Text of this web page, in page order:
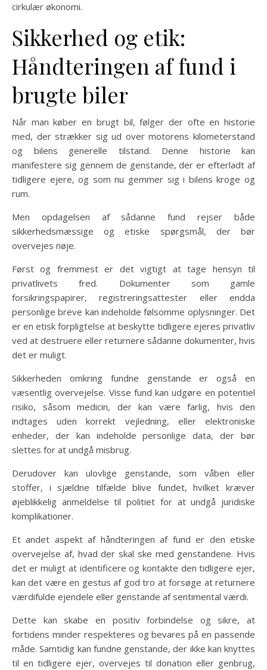
cirkulær økonomi.
Sikkerhed og etik:
Håndteringen af fund i
brugte biler
Når man køber en brugt bil, følger der ofte en historie
med, der strækker sig ud over motorens kilometerstand
og bilens generelle tilstand. Denne historie kan
manifestere sig gennem de genstande, der er efterladt af
tidligere ejere, og som nu gemmer sig i bilens kroge og
rum.
Men opdagelsen af sådanne fund rejser både
sikkerhedsmæssige og etiske spørgsmål, der bør
overvejes nøje.
Først og fremmest er det vigtigt at tage hensyn til
privatlivets fred. Dokumenter som gamle
forsikringspapirer, registreringsattester eller endda
personlige breve kan indeholde følsomme oplysninger. Det
er en etisk forpligtelse at beskytte tidligere ejeres privatliv
ved at destruere eller returnere sådanne dokumenter, hvis
det er muligt.
Sikkerheden omkring fundne genstande er også en
væsentlig overvejelse. Visse fund kan udgøre en potentiel
risiko, såsom medicin, der kan være farlig, hvis den
indtages uden korrekt vejledning, eller elektroniske
enheder, der kan indeholde personlige data, der bør
slettes for at undgå misbrug.
Derudover kan ulovlige genstande, som våben eller
stoffer, i sjældne tilfælde blive fundet, hvilket kræver
øjeblikkelig anmeldelse til politiet for at undgå juridiske
komplikationer.
Et andet aspekt af håndteringen af fund er den etiske
overvejelse af, hvad der skal ske med genstandene. Hvis
det er muligt at identificere og kontakte den tidligere ejer,
kan det være en gestus af god tro at forsøge at returnere
værdifulde ejendele eller genstande af sentimental værdi.
Dette kan skabe en positiv forbindelse og sikre, at
fortidens minder respekteres og bevares på en passende
måde. Samtidig kan fundne genstande, der ikke kan knyttes
til en tidligere ejer, overvejes til donation eller genbrug,